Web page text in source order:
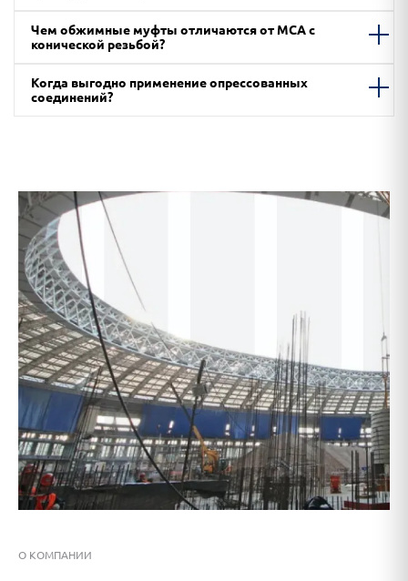
Чем обжимные муфты отличаются от МСА с
конической резьбой?
Когда выгодно применение опрессованных
соединений?
О КОМПАНИИ